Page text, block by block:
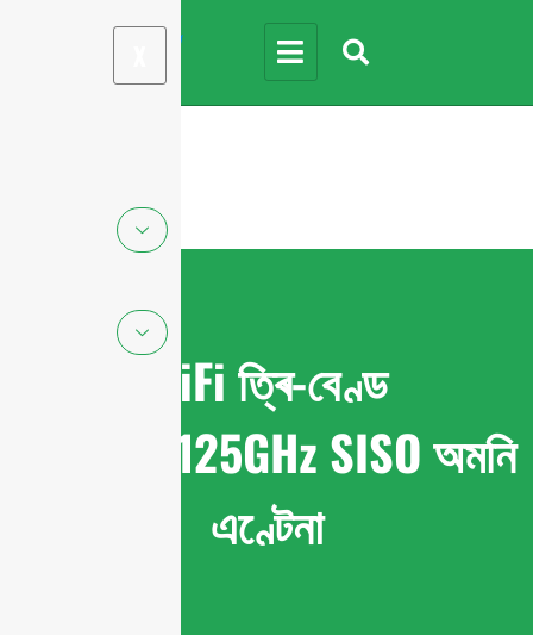
WiFi ত্ৰি-বেণ্ড
2.4/5/7.125GHz SISO অমনি
এণ্টেনা